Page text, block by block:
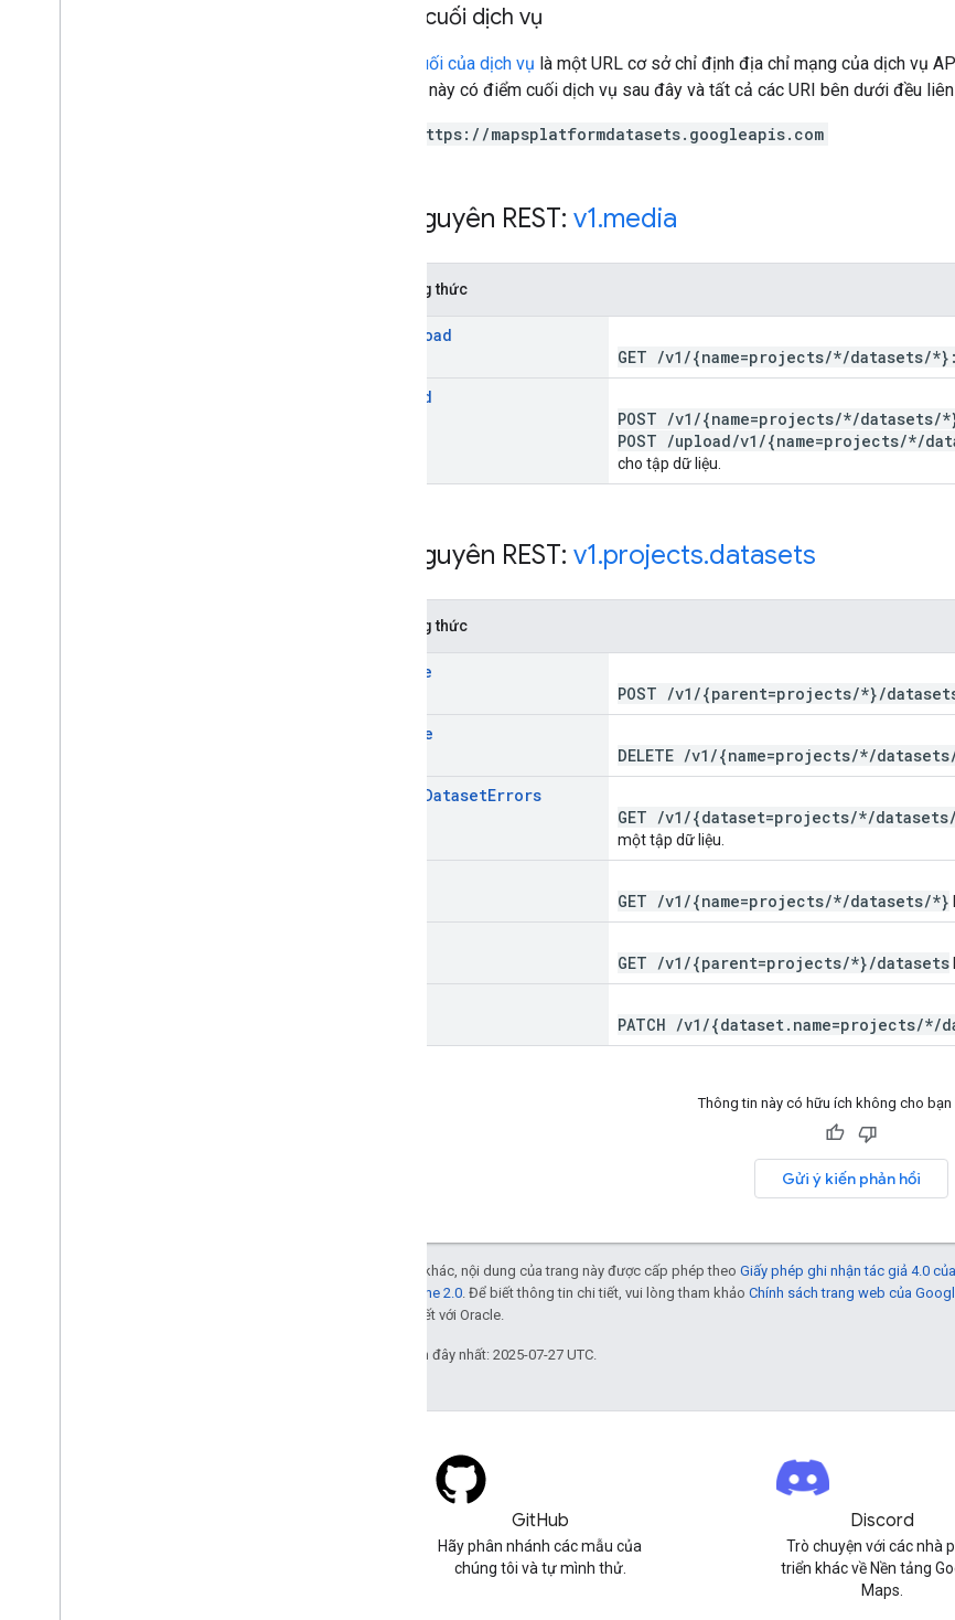
Điểm cuối dịch vụ
Điểm cuối của dịch vụ là một URL cơ sở chỉ định địa chỉ mạng của dịch vụ
Dịch vụ này có điểm cuối dịch vụ sau đây và tất cả các URI bên dưới đều
https://mapsplatformdatasets.googleapis.com
Tài nguyên REST: v1.media
Phương thức
download
GET /v1 /{name=projects/*/datasets/
upload
POST /v1 /{name=projects/*/datasets/
POST /upload/v1 /{name=projects/*/
cho tập dữ liệu.
Tài nguyên REST: v1.projects.datasets
Phương thức
create
POST /v1 /{parent=projects/*}/
delete
DELETE /v1 /{name=projects/*/datasets
DatasetErrors
GET /v1 /{dataset=projects/*/datasets/
một tập dữ liệu.
GET /v1 /{name=projects/*/datasets/*}
GET /v1 /{parent=projects/*}/datasets
PATCH /v1 /{dataset. name=projects/*/
Thông tin này có hữu ích không cho
Gửi ý kiến phản hồi
Trừ phi có lưu ý khác, nội dung của trang này được cấp phép theo Giấy phép ghi nhận tác giả 4.0
Giấy phép Apache 2.0 . Để biết thông tin chi tiết, vui lòng tham khảo Chính sách trang web của
các đơn vị liên kết với Oracle.
Cập nhật lần gần đây nhất: 2025-07-27 UTC.
GitHub
Hãy phân nhánh các mẫu của
chúng tôi và tự mình thử.
Discord
Trò chuyện với các nhà
triển khác về Nền tảng
Maps.